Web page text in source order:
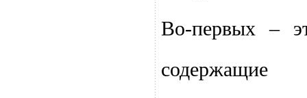
Во-первых –